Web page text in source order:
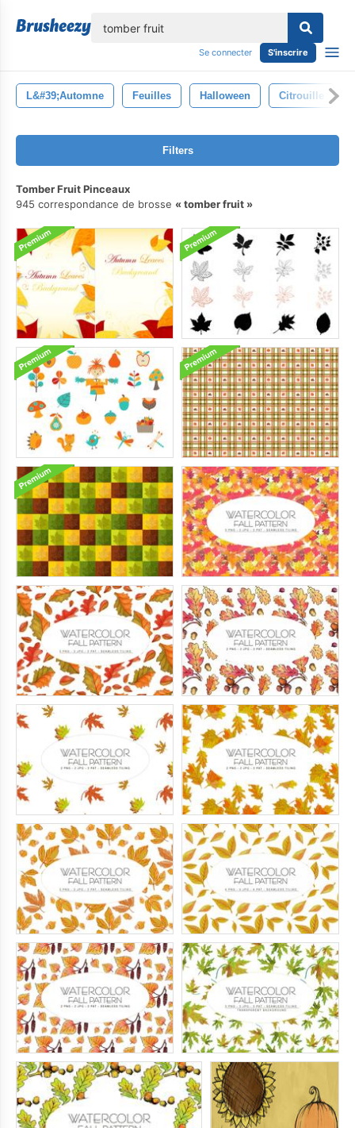
Se connecter S'inscrire
L&#39;automne Feuilles Halloween Citrouille
Filters
Tomber Fruit Pinceaux
945 correspondance de brosse
tomber fruit